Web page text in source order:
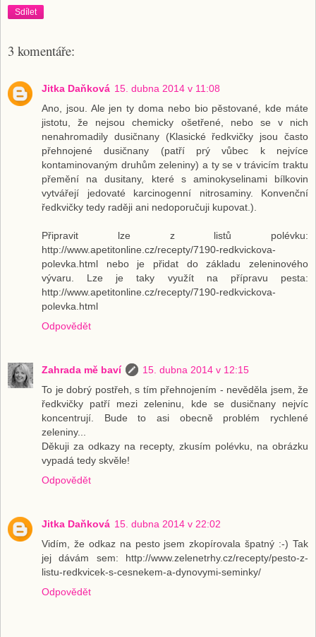
Sdílet
3 komentáře:
Jitka Daňková 15. dubna 2014 v 11:08
Ano, jsou. Ale jen ty doma nebo bio pěstované, kde máte
jistotu, že nejsou chemicky ošetřené, nebo se v nich
nenahromadily dusičnany (Klasické ředkvičky jsou často
přehnojené dusičnany (patří prý vůbec k nejvíce
kontaminovaným druhům zeleniny) a ty se v trávicím traktu
přemění na dusitany, které s aminokyselinami bílkovin
vytvářejí jedovaté karcinogenní nitrosaminy. Konvenční
ředkvičky tedy raději ani nedoporučuji kupovat.).
Připravit lze z listů polévku:
http://www.apetitonline.cz/recepty/7190-redkvickova-
polevka.html nebo je přidat do základu zeleninového
vývaru. Lze je taky využít na přípravu pesta:
http://www.apetitonline.cz/recepty/7190-redkvickova-
polevka.html
Odpovědět
Zahrada mě baví
15. dubna 2014 v 12:15
To je dobrý postřeh, s tím přehnojením - nevěděla jsem, že
ředkvičky patří mezi zeleninu, kde se dusičnany nejvíc
koncentrují. Bude to asi obecně problém rychlené
zeleniny...
Děkuji za odkazy na recepty, zkusím polévku, na obrázku
vypadá tedy skvěle!
Odpovědět
Jitka Daňková 15. dubna 2014 v 22:02
Vidím, že odkaz na pesto jsem zkopírovala špatný :-) Tak
jej dávám sem: http://www.zelenetrhy.cz/recepty/pesto-z-
listu-redkvicek-s-cesnekem-a-dynovymi-seminky/
Odpovědět